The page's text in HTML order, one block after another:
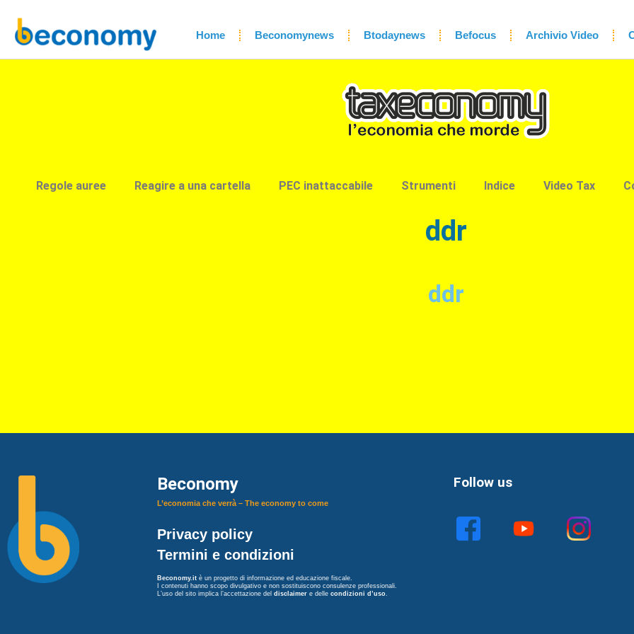
Home Beconomynews Btodaynews Befocus Archivio Video
Regole auree Reagire a una cartella PEC inattaccabile Strumenti Indice Video Tax
ddr
ddr
Beconomy
L’economia che verrà – The economy to come
Privacy policy
Termini e condizioni
Beconomy.it è un progetto di informazione ed educazione fiscale.
I contenuti hanno scopo divulgativo e non sostituiscono consulenze professionali.
L’uso del sito implica l’accettazione deldisclaimer e dellecondizioni d’uso.
Follow us